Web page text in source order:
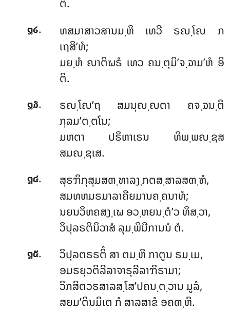
໘໒.
ທສມາສາວສານມ຺ຫິ ເທວີ ຣຎ຺ໂຎ ກ
ເຖສິ’ທໍ;
ມຍ຺ຫໍ ຎາຕິຆຣໍ ເທວ ຄນ຺ຕຸມິ’ຈ຺ຉາມ’ຫໍ ອິ
ຕິ.
໘໓.
ຣຎ຺ໂຎ’ຖ ສມນຸຎ຺ຎຕາ ຄຈ຺ຉນ຺ຕິ
ກຸລມ’ຕ຺ຕໂນ;
ມຫຕາ ປຣິຫາເຣນ ທິພ຺ພຎ຺ຊສ
ສມຎ຺ຊເສ.
໘໔.
ສຸຣຠິກຸສຸມສຓ຺ຑາລງ຺ກຕສ຺ສາລສຓ຺ຑໍ,
ສມທຫມຣມາລາຄີຍມານຄ຺ຄນາທໍ;
ນຍນວິຫຄສງ຺ເຆ ອວ຺ຫຍນ຺ຕໍ’ວ ທິສ຺ວາ,
ວິປຸລຣຕິນິວາສໍ ລຸມ຺ພິນີການນໍ ຕໍ.
໘໕.
ວິປຸລຕຣຣຕິໍ ສາ ຕມ຺ຫິ ກາຕູນ ຣມ຺ເມ,
ອມຣຍຸວຕິລີລາຈາຣຸລີລາຠິຣາມາ;
ວິກສິຕວຣສາລສ຺ໂສ’ປຄນ຺ຕ຺ວານ ມູລໍ,
ສຍມ’ຕິນມິເຕ ກໍ ສາລສາຂໍ ອຄຓ຺ຫິ.